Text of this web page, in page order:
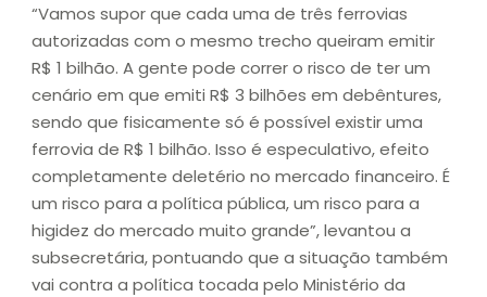
“Vamos supor que cada uma de três ferrovias
autorizadas com o mesmo trecho queiram emitir
R$ 1 bilhão. A gente pode correr o risco de ter um
cenário em que emiti R$ 3 bilhões em debêntures,
sendo que fisicamente só é possível existir uma
ferrovia de R$ 1 bilhão. Isso é especulativo, efeito
completamente deletério no mercado financeiro. É
um risco para a política pública, um risco para a
higidez do mercado muito grande”, levantou a
subsecretária, pontuando que a situação também
vai contra a política tocada pelo Ministério da